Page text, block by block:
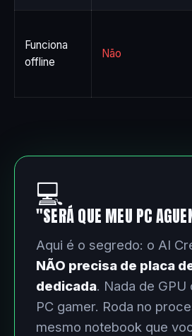
Funciona
offline
Não
💻
"SERÁ QUE MEU PC
Aqui é o segredo: o AI
NÃO precisa de placa
dedicada. Nada de GPU
PC gamer. Roda no
mesmo notebook que